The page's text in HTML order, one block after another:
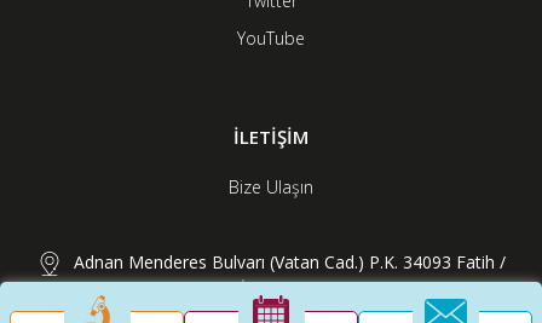
YouTube
İLETİŞİM
Bize Ulaşın
Adnan Menderes Bulvarı (Vatan Cad.) P.K. 34093 Fatih /
İstanbul